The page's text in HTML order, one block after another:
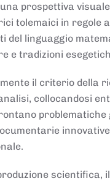
prospettiva
tolemaici in regole
del linguaggio
e tradizioni
il criterio della
collocandosi
problematiche
scientifica,